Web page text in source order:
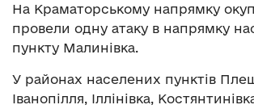
На Краматорському напрямку
провели одну атаку в напрямку
пункту Малинівка.
У районах населених пунктів
Іванопілля, Іллінівка,